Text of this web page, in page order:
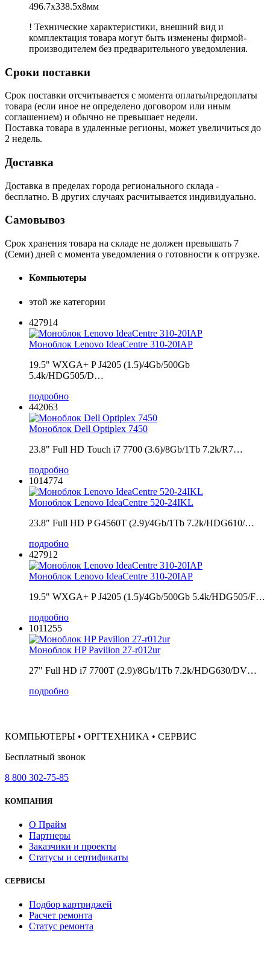
496.7x338.5x8мм
! Технические характеристики, внешний вид и
комплектация товара могут быть изменены фирмой-
производителем без предварительного уведомления.
Сроки поставки
Срок поставки отсчитывается с момента оплаты/предоплаты
товара (если иное не определено договором или иным
соглашением) и обычно не превышает недели.
Поставка товара в удаленные регионы, может увеличиться до
2 недель.
Доставка
Доставка в пределах города регионального склада -
бесплатно. В других случаях расчитывается индивидуально.
Самовывоз
Срок хранения товара на складе не должен превышать 7
(Семи) дней с момента уведомления о готовности к отгрузке.
Компьютеры
этой же категории
427914
Моноблок Lenovo IdeaCentre 310-20IAP
19.5" WXGA+ P J4205 (1.5)/4Gb/500Gb
5.4k/HDG505/D…
подробно
442063
Моноблок Dell Optiplex 7450
23.8" Full HD Touch i7 7700 (3.6)/8Gb/1Tb 7.2k/R7…
подробно
1014774
Моноблок Lenovo IdeaCentre 520-24IKL
23.8" Full HD P G4560T (2.9)/4Gb/1Tb 7.2k/HDG610/…
подробно
427912
Моноблок Lenovo IdeaCentre 310-20IAP
19.5" WXGA+ P J4205 (1.5)/4Gb/500Gb 5.4k/HDG505/F…
подробно
1011255
Моноблок HP Pavilion 27-r012ur
27" Full HD i7 7700T (2.9)/8Gb/1Tb 7.2k/HDG630/DV…
подробно
КОМПЬЮТЕРЫ • ОРГТЕХНИКА • СЕРВИС
Бесплатный звонок
8 800 302-75-85
КОМПАНИЯ
О Прайм
Партнеры
Заказчики и проекты
Статусы и сертификаты
СЕРВИСЫ
Подбор картриджей
Расчет ремонта
Статус ремонта